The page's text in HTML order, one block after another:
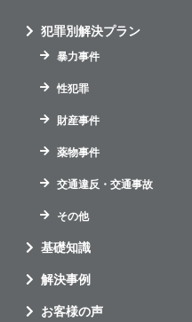
犯罪別解決プラン
暴力事件
性犯罪
財産事件
薬物事件
交通違反・交通事故
その他
基礎知識
解決事例
お客様の声